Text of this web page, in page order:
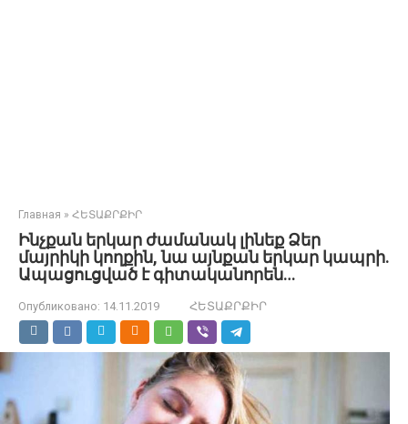
Главная » ՀԵՏԱՔՐՔԻՐ
Ինչքան երկար ժամանակ լինեք Ձեր
մայրիկի կողքին, նա այնքան երկար կապրի.
Ապացուցված է գիտականորեն…
Опубликовано: 14.11.2019 ՀԵՏԱՔՐՔԻՐ